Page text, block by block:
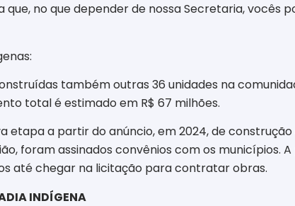
no que depender de nossa Secretaria, vocês
também outras 36 unidades na
total é estimado em R$ 67 milhões.
etapa a partir do anúncio, em 2024, de
foram assinados convênios com os municípios.
até chegar na licitação para contratar obras.
INDÍGENA